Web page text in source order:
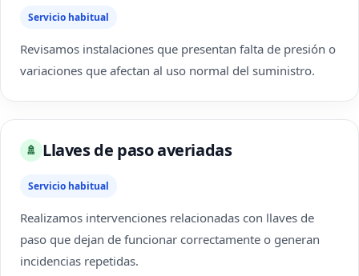
Servicio habitual
Revisamos instalaciones que presentan falta de presión o
variaciones que afectan al uso normal del suministro.
🚿 Llaves de paso averiadas
Servicio habitual
Realizamos intervenciones relacionadas con llaves de
paso que dejan de funcionar correctamente o generan
incidencias repetidas.